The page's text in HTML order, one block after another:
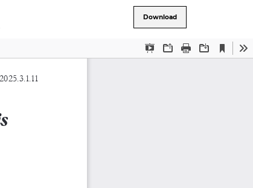
Download